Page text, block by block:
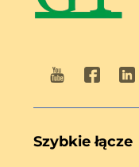
Szybkie łącze